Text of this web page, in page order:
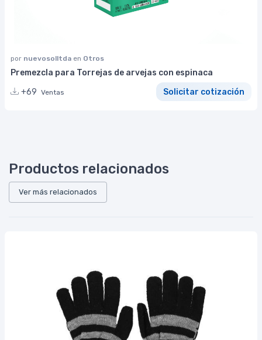
por nuevosolltda en Otros
Premezcla para Torrejas de arvejas con espinaca
+69 Ventas Solicitar cotización
Productos relacionados
Ver más relacionados